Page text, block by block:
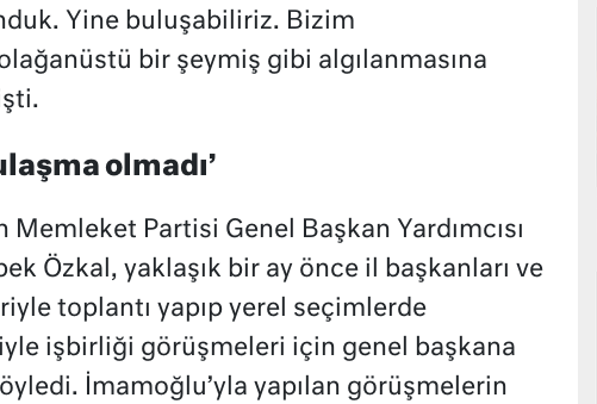
Yine buluşabiliriz. Bizim
bir şeymiş gibi algılanmasına
olmadı’
Memleket Partisi Genel Başkan Yardımcısı
Özkal, yaklaşık bir ay önce il başkanları ve
toplantı yapıp yerel seçimlerde
işbirliği görüşmeleri için genel başkana
İmamoğlu’yla yapılan görüşmelerin